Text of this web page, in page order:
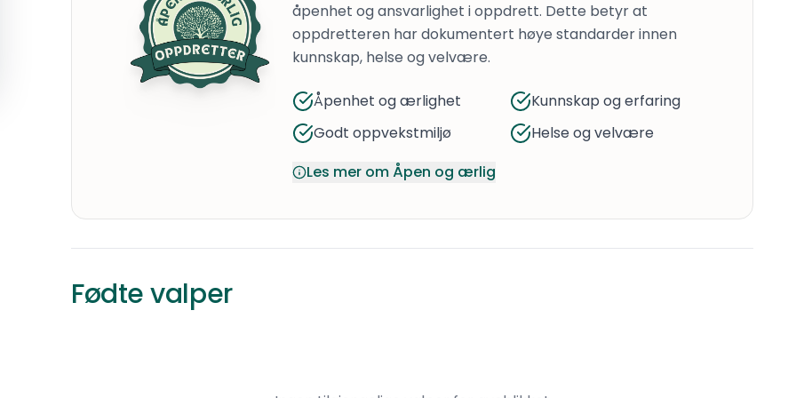
åpenhet og ansvarlighet i oppdrett. Dette betyr at
oppdretteren har dokumentert høye standarder innen
kunnskap, helse og velvære.
Åpenhet og ærlighet
Kunnskap og erfaring
Godt oppvekstmiljø
Helse og velvære
Les mer om Åpen og ærlig
Fødte valper